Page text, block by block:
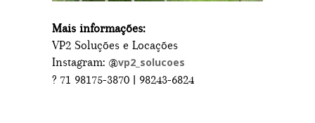
Mais informações:
VP2 Soluções e Locações
Instagram: @vp2_solucoes
? 71 98175-3870 | 98243-6824